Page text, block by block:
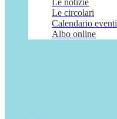
Le notizie
Le circolari
Calendario eventi
Albo online